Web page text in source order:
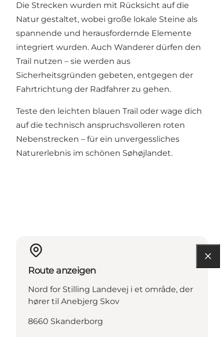
Die Strecken wurden mit Rücksicht auf die
Natur gestaltet, wobei große lokale Steine als
spannende und herausfordernde Elemente
integriert wurden. Auch Wanderer dürfen den
Trail nutzen – sie werden aus
Sicherheitsgründen gebeten, entgegen der
Fahrtrichtung der Radfahrer zu gehen.
Teste den leichten blauen Trail oder wage dich
auf die technisch anspruchsvolleren roten
Nebenstrecken – für ein unvergessliches
Naturerlebnis im schönen Søhøjlandet.
Route anzeigen
Nord for Stilling Landevej i et område, der
hører til Anebjerg Skov
8660 Skanderborg